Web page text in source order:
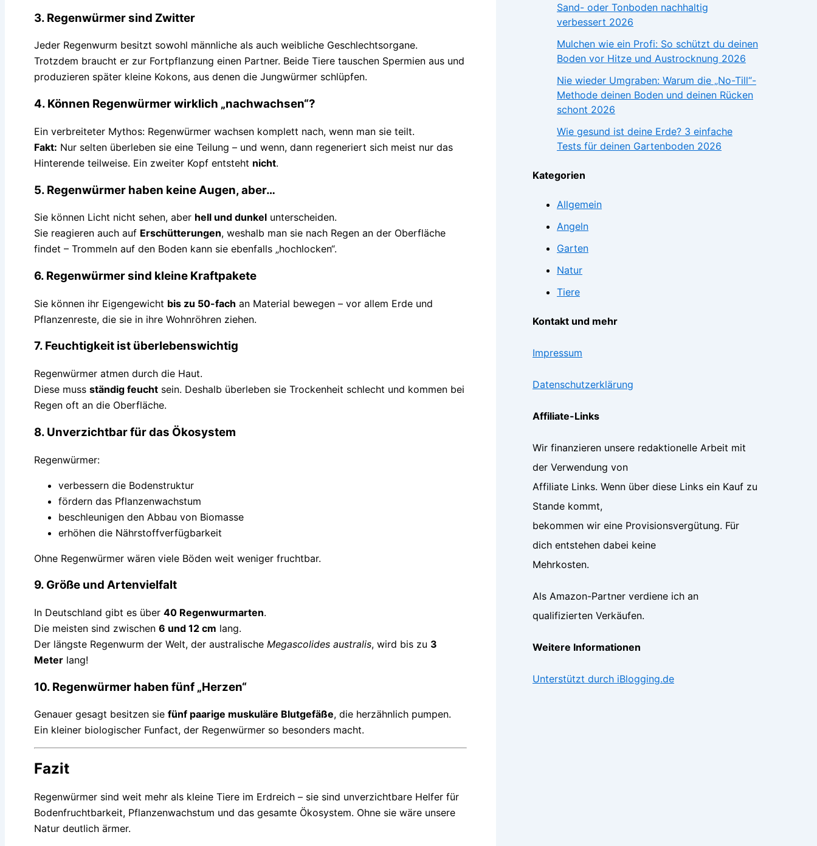
3. Regenwürmer sind Zwitter
Jeder Regenwurm besitzt sowohl männliche als auch weibliche Geschlechtsorgane.
Trotzdem braucht er zur Fortpflanzung einen Partner. Beide Tiere tauschen Spermien aus und
produzieren später kleine Kokons, aus denen die Jungwürmer schlüpfen.
4. Können Regenwürmer wirklich „nachwachsen“?
Ein verbreiteter Mythos: Regenwürmer wachsen komplett nach, wenn man sie teilt.
Fakt: Nur selten überleben sie eine Teilung – und wenn, dann regeneriert sich meist nur das
Hinterende teilweise. Ein zweiter Kopf entsteht nicht.
5. Regenwürmer haben keine Augen, aber…
Sie können Licht nicht sehen, aber hell und dunkel unterscheiden.
Sie reagieren auch auf Erschütterungen, weshalb man sie nach Regen an der Oberfläche
findet – Trommeln auf den Boden kann sie ebenfalls „hochlocken“.
6. Regenwürmer sind kleine Kraftpakete
Sie können ihr Eigengewicht bis zu 50-fach an Material bewegen – vor allem Erde und
Pflanzenreste, die sie in ihre Wohnröhren ziehen.
7. Feuchtigkeit ist überlebenswichtig
Regenwürmer atmen durch die Haut.
Diese muss ständig feucht sein. Deshalb überleben sie Trockenheit schlecht und kommen bei
Regen oft an die Oberfläche.
8. Unverzichtbar für das Ökosystem
Regenwürmer:
verbessern die Bodenstruktur
fördern das Pflanzenwachstum
beschleunigen den Abbau von Biomasse
erhöhen die Nährstoffverfügbarkeit
Ohne Regenwürmer wären viele Böden weit weniger fruchtbar.
9. Größe und Artenvielfalt
In Deutschland gibt es über 40 Regenwurmarten.
Die meisten sind zwischen 6 und 12 cm lang.
Der längste Regenwurm der Welt, der australische Megascolides australis, wird bis zu 3
Meter lang!
10. Regenwürmer haben fünf „Herzen“
Genauer gesagt besitzen sie fünf paarige muskuläre Blutgefäße, die herzähnlich pumpen.
Ein kleiner biologischer Funfact, der Regenwürmer so besonders macht.
Fazit
Regenwürmer sind weit mehr als kleine Tiere im Erdreich – sie sind unverzichtbare Helfer für
Bodenfruchtbarkeit, Pflanzenwachstum und das gesamte Ökosystem. Ohne sie wäre unsere
Natur deutlich ärmer.
Sand- oder Tonboden nachhaltig
verbessert 2026
Mulchen wie ein Profi: So schützt du deinen
Boden vor Hitze und Austrocknung 2026
Nie wieder Umgraben: Warum die „No-Till“-
Methode deinen Boden und deinen Rücken
schont 2026
Wie gesund ist deine Erde? 3 einfache
Tests für deinen Gartenboden 2026
Kategorien
Allgemein
Angeln
Garten
Natur
Tiere
Kontakt und mehr
Impressum
Datenschutzerklärung
Affiliate-Links
Wir finanzieren unsere redaktionelle Arbeit mit
der Verwendung von
Affiliate Links. Wenn über diese Links ein Kauf zu
Stande kommt,
bekommen wir eine Provisionsvergütung. Für
dich entstehen dabei keine
Mehrkosten.
Als Amazon-Partner verdiene ich an
qualifizierten Verkäufen.
Weitere Informationen
Unterstützt durch iBlogging.de